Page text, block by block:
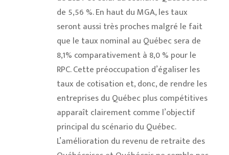
de 5,56 %. En haut du MGA, les taux
seront aussi très proches malgré le fait
que le taux nominal au Québec sera de
8,1% comparativement à 8,0 % pour le
RPC. Cette préoccupation d’égaliser les
taux de cotisation et, donc, de rendre les
entreprises du Québec plus compétitives
apparaît clairement comme l’objectif
principal du scénario du Québec.
L’amélioration du revenu de retraite des